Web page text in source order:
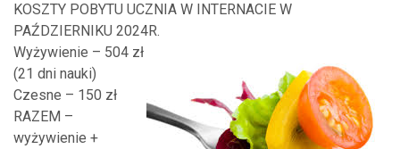
KOSZTY POBYTU UCZNIA W INTERNACIE W
PAŹDZIERNIKU 2024R.
Wyżywienie – 504 zł
(21 dni nauki)
Czesne – 150 zł
RAZEM –
wyżywienie +